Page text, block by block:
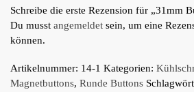
Schreibe die erste Rezension für „31mm
Du musst angemeldet sein, um eine
können.
Artikelnummer: 14-1 Kategorien:
Magnetbuttons, Runde Buttons